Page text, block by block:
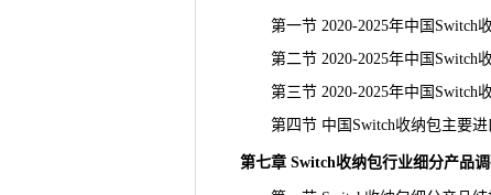
第一节 2020-2025年中国Switch
第二节 2020-2025年中国Switch
第三节 2020-2025年中国Switch
第四节 中国Switch收纳包主要进
第七章 Switch收纳包行业细分产品